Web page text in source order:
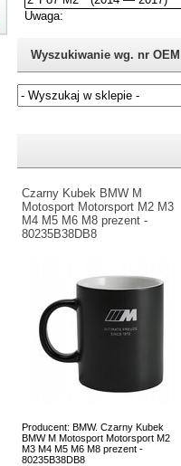
Wyszukiwanie wg. nr OEM
Czarny Kubek BMW M
Motosport Motorsport M2 M3
M4 M5 M6 M8 prezent -
80235B38DB8
Producent: BMW. Czarny Kubek
BMW M Motosport Motorsport M2
M3 M4 M5 M6 M8 prezent -
80235B38DB8